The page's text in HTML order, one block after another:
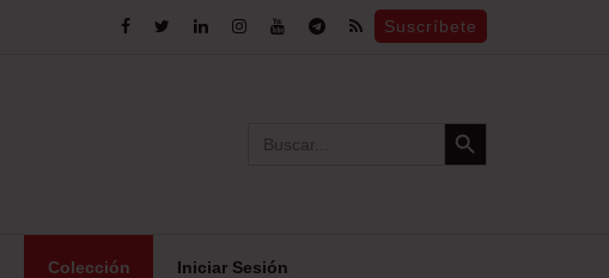
Suscríbete
for:
Search Button
Colección Iniciar Sesión